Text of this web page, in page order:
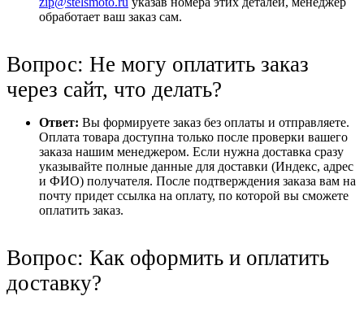
обработает ваш заказ сам.
Вопрос: Не могу оплатить заказ
через сайт, что делать?
Ответ: Вы формируете заказ без оплаты и отправляете.
Оплата товара доступна только после проверки вашего
заказа нашим менеджером. Если нужна доставка сразу
указывайте полные данные для доставки (Индекс, адрес
и ФИО) получателя. После подтверждения заказа вам на
почту придет ссылка на оплату, по которой вы сможете
оплатить заказ.
Вопрос: Как оформить и оплатить
доставку?